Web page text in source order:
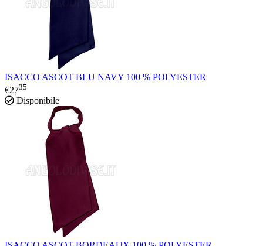
ISACCO ASCOT BLU NAVY 100 % POLYESTER
€2735
Disponibile